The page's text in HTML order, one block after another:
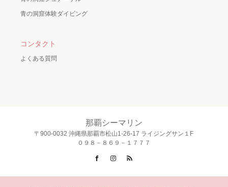
青の洞窟体験ダイビング
コンタクト
よくある質問
那覇シーマリン
〒900-0032 沖縄県那覇市松山1-26-17 ライジングサン１F
０９８－８６９－１７７７
FacebookInstagram